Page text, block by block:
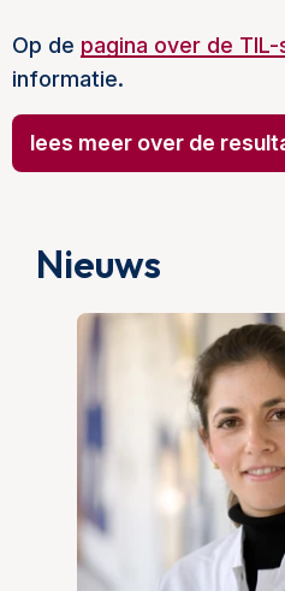
Op de pagina over de
informatie.
lees meer over de
Nieuws